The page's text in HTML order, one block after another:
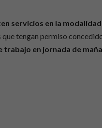
servicios en la
tengan permiso
en jornada de